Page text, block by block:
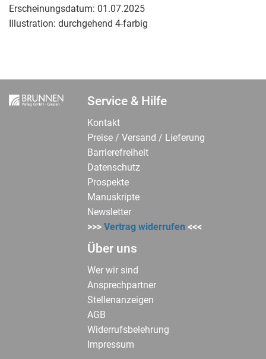
Erscheinungsdatum: 01.07.2025
Illustration: durchgehend 4-farbig
Service & Hilfe
Kontakt
Preise / Versand / Lieferung
Barrierefreiheit
Datenschutz
Prospekte
Manuskripte
Newsletter
>>>Vertrag widerrufen <<<
Über uns
Wer wir sind
Ansprechpartner
Stellenanzeigen
AGB
Widerrufsbelehrung
Impressum